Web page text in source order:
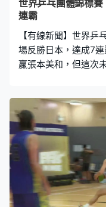
世界乒乓團體錦標
連霸
【有線新聞】世界乒
場反勝日本，達成7
贏張本美和，但這次
連贏兩局11比7，第
蒯曼就以局數1比3，
次落後。還是要靠孫
橫掃張本美和，場數
霸氣，11比7、11比
中國場數3比2擊敗